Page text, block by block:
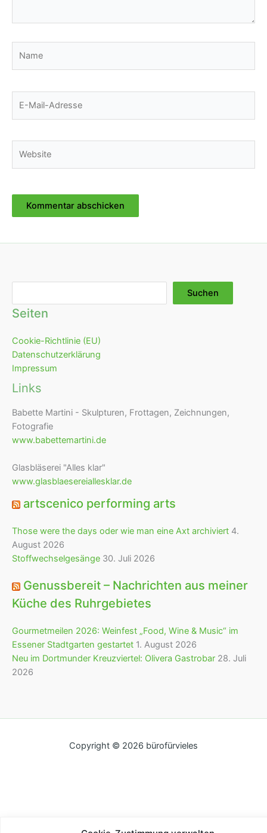
Mail-
Suchen
Seiten
Cookie-Richtlinie (EU)
Datenschutzerklärung
Impressum
Links
Babette Martini - Skulpturen, Frottagen, Zeichnungen,
Fotografie
www.babettemartini.de
Glasbläserei "Alles klar"
www.glasblaesereiallesklar.de
artscenico performing arts
Those were the days oder wie man eine Axt archiviert 4.
August 2026
Stoffwechselgesänge 30. Juli 2026
Genussbereit – Nachrichten aus meiner
Küche des Ruhrgebietes
Gourmetmeilen 2026: Weinfest „Food, Wine & Music“ im
Essener Stadtgarten gestartet 1. August 2026
Neu im Dortmunder Kreuzviertel: Olivera Gastrobar 28. Juli
2026
Copyright © 2026 bürofürvieles